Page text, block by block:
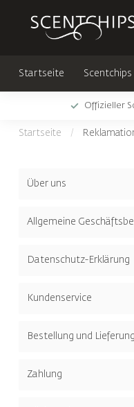
Startseite Scentchips
Offizieller
Startseite /
Über uns
Allgemeine
Datenschutz-Erklärung
Kundenservice
Bestellung und Lieferung
Zahlung